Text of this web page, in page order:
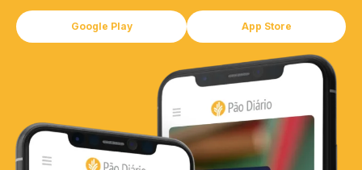
Google Play App Store